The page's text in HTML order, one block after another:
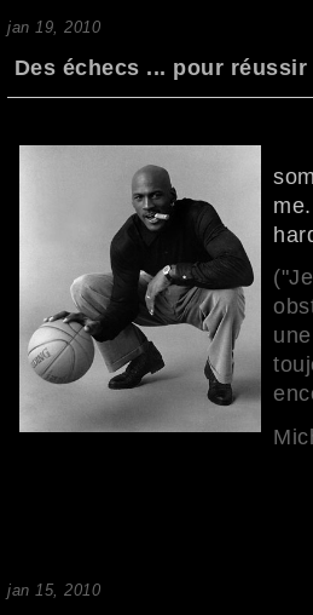
jan 19, 2010
Des échecs ... pour réussir
jan 15, 2010